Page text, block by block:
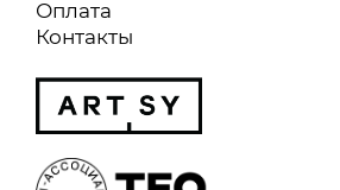
Оплата
Контакты